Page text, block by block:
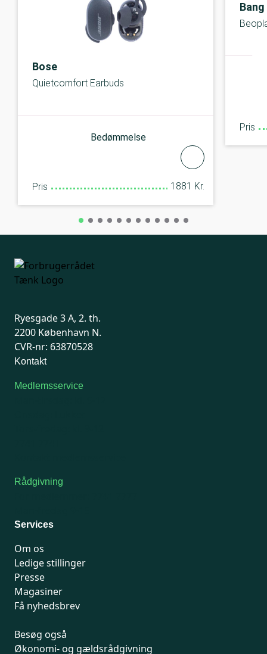
Bose
Quietcomfort Earbuds
Bedømmelse
Pris 1881 Kr.
Pris
Ryesgade 3 A, 2. th.
2200 København N.
CVR-nr: 63870528
Kontakt
Medlemsservice
Rådgivning
Services
Om os
Ledige stillinger
Presse
Magasiner
Få nyhedsbrev
Besøg også
Økonomi- og gældsrådgivning